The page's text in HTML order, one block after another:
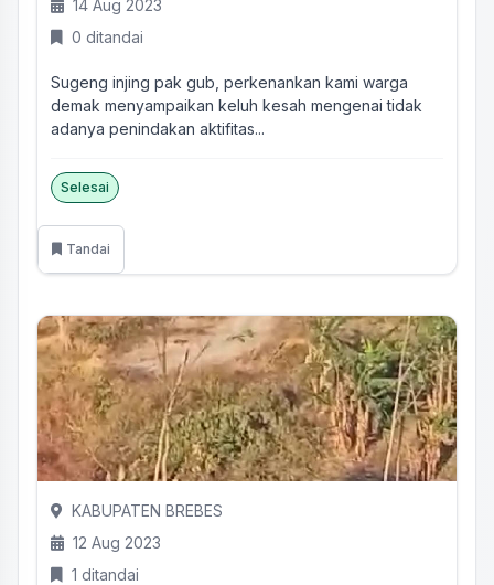
14 Aug 2023
0 ditandai
Sugeng injing pak gub, perkenankan kami warga
demak menyampaikan keluh kesah mengenai tidak
adanya penindakan aktifitas...
Selesai
Tandai
KABUPATEN BREBES
12 Aug 2023
1 ditandai